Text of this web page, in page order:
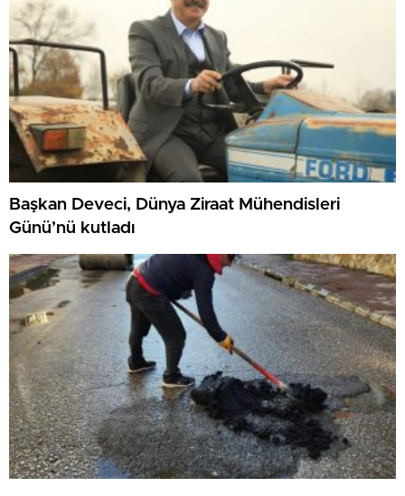
Başkan Deveci, Dünya Ziraat Mühendisleri
Günü’nü kutladı